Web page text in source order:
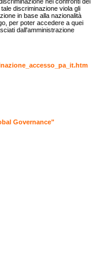
discriminazione viola gli
in base alla nazionalità
per poter accedere a quei
dall'amministrazione
Governance"